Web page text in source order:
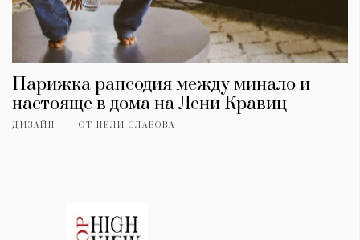
Парижка рапсодия между минало и
настояще в дома на Лени Кравиц
ДИЗАЙН ОТ НЕЛИ СЛАВОВА